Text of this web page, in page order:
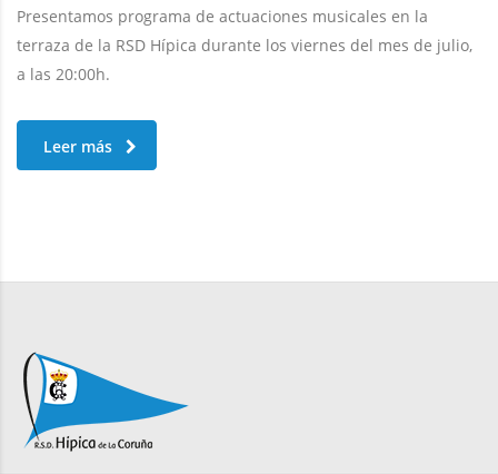
Presentamos programa de actuaciones musicales en la
terraza de la RSD Hípica durante los viernes del mes de julio,
a las 20:00h.
Leer más